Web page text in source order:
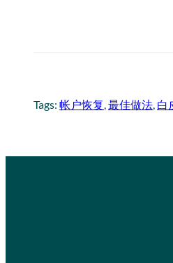
Tags: 帐户恢复, 最佳做法, 白